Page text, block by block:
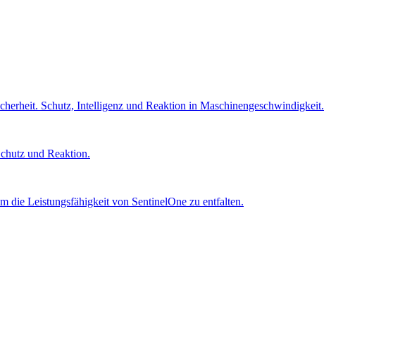
Schutz, Intelligenz und Reaktion in Maschinen­geschwindigkeit.
und Reaktion.
die Leistungsfähigkeit von SentinelOne zu entfalten.